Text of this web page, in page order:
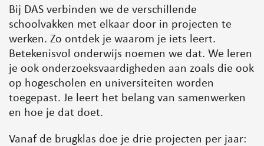
BijDASverbinden we de verschillende
schoolvakken met elkaar door in projecten te
werken.Zoontdek je waarom je iets leert.
Betekenisvol onderwijsnoemen we dat.We leren
jeookonderzoeksvaardighedenaan zoals die ook
op hogescholen en universiteiten worden
toegepast. Je leert het belang van samenwerken